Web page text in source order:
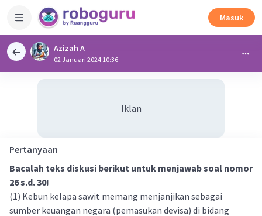
Masuk
Azizah A
02 Januari 2024 10:36
Iklan
Pertanyaan
Bacalah teks diskusi berikut untuk menjawab soal nomor
26 s.d. 30!
(1) Kebun kelapa sawit memang menjanjikan sebagai
sumber keuangan negara (pemasukan devisa) di bidang